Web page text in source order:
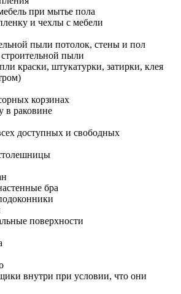
при мытье пола
и чехлы с мебели
пыли потолок, стены и пол
пыли
краски, штукатурки, затирки, клея
корзинах
в раковине
доступных и свободных
бра
поверхности
внутри при условии, что они